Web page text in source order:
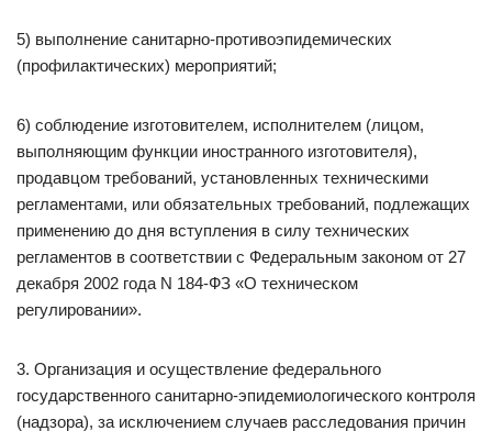
5) выполнение санитарно-противоэпидемических
(профилактических) мероприятий;
6) соблюдение изготовителем, исполнителем (лицом,
выполняющим функции иностранного изготовителя),
продавцом требований, установленных техническими
регламентами, или обязательных требований, подлежащих
применению до дня вступления в силу технических
регламентов в соответствии с Федеральным законом от 27
декабря 2002 года N 184-ФЗ «О техническом
регулировании».
3. Организация и осуществление федерального
государственного санитарно-эпидемиологического контроля
(надзора), за исключением случаев расследования причин